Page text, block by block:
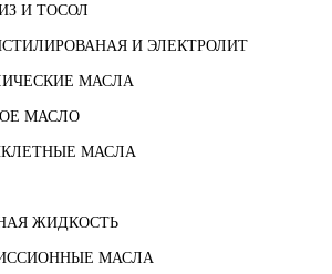
И ТОСОЛ
И ЭЛЕКТРОЛИТ
МАСЛА
МАСЛО
МАСЛА
ЖИДКОСТЬ
МАСЛА